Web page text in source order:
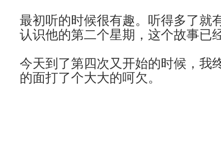
最初听的时候很有趣。听得多了就
认识他的第二个星期，这个故事已
今天到了第四次又开始的时候，我
的面打了个大大的呵欠。